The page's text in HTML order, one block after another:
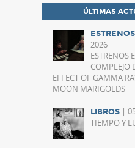
ÚLTIMAS
2026
ESTRENOS
COMPLEJO
EFFECT OF GAMMA
MOON MARIGOLDS
LIBROS |
TIEMPO Y